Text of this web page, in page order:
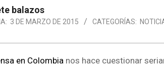
balazos
3 DE MARZO DE 2015 CATEGORÍAS:
en Colombia nos hace cuestionar